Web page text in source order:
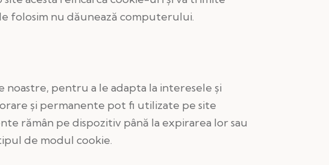
folosim nu dăunează computerului.
pentru a le adapta la interesele şi
şi permanente pot fi utilizate pe site
rămân pe dispozitiv până la expirarea lor sau
de modul cookie.